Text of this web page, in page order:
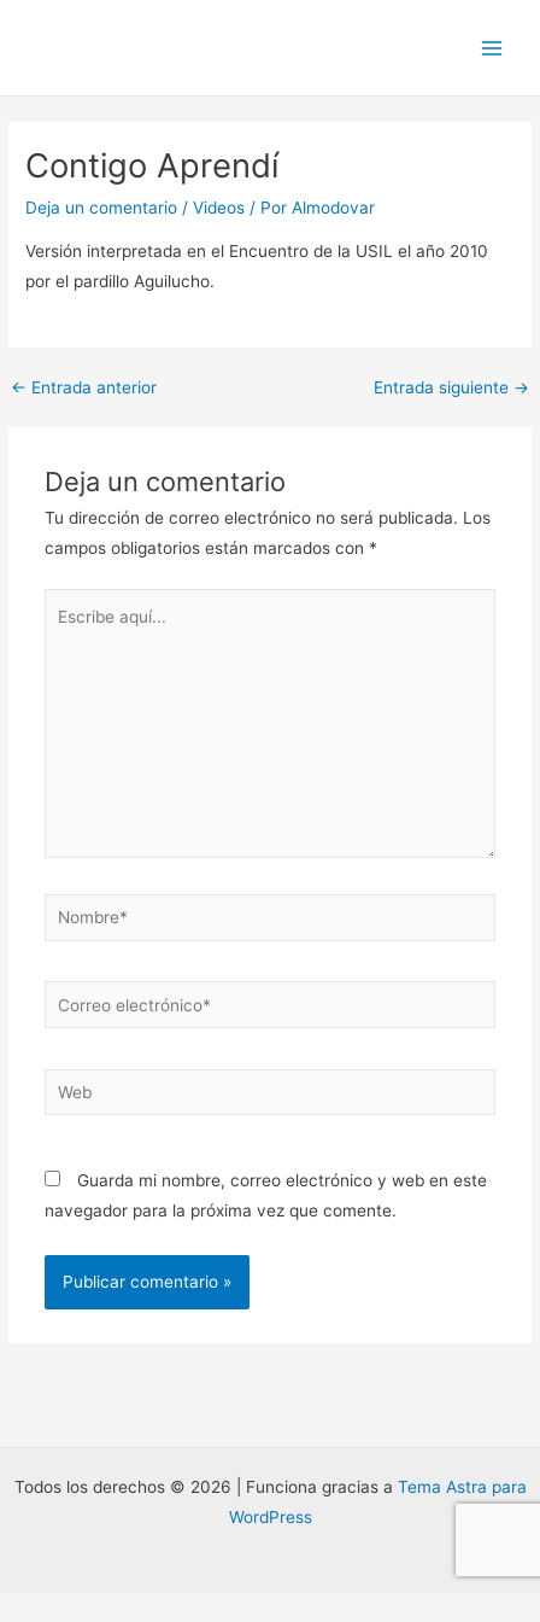
Contigo Aprendí
Deja un comentario /Videos / PorAlmodovar
Versión interpretada en el Encuentro de la USIL el año 2010
por el pardillo Aguilucho.
← Entrada anterior Entrada siguiente →
Deja un comentario
Tu dirección de correo electrónico no será publicada. Los
campos obligatorios están marcados con *
Nombre*
Correo
electrónico*
Web
Guarda mi nombre, correo electrónico y web en este
navegador para la próxima vez que comente.
Todos los derechos © 2026 | Funciona gracias a Tema Astra para
WordPress